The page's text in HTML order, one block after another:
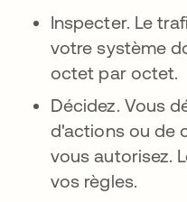
Inspecter. Le
votre système
octet par octet.
Décidez. Vous
d'actions ou de
vous autorisez.
vos règles.